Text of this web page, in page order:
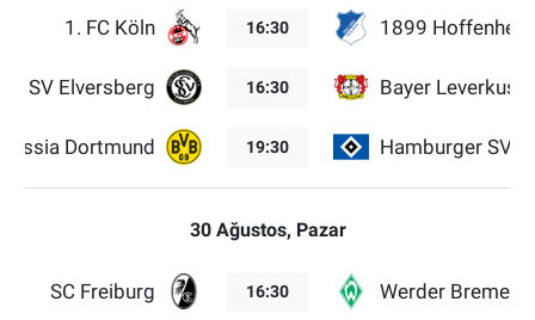
1. FC Köln 16:30 1899
SV Elversberg 16:30 Bayer
Dortmund 19:30 Hamburger SV
30 Ağustos, Pazar
SC Freiburg 16:30 Werder Bremen